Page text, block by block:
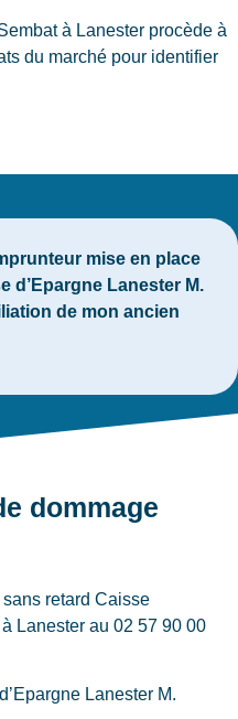
à Lanester procède à
du marché pour identifier
mise en place
d’Epargne Lanester M.
de mon ancien
dommage
retard Caisse
à Lanester au 02 57 90 00
Lanester M.